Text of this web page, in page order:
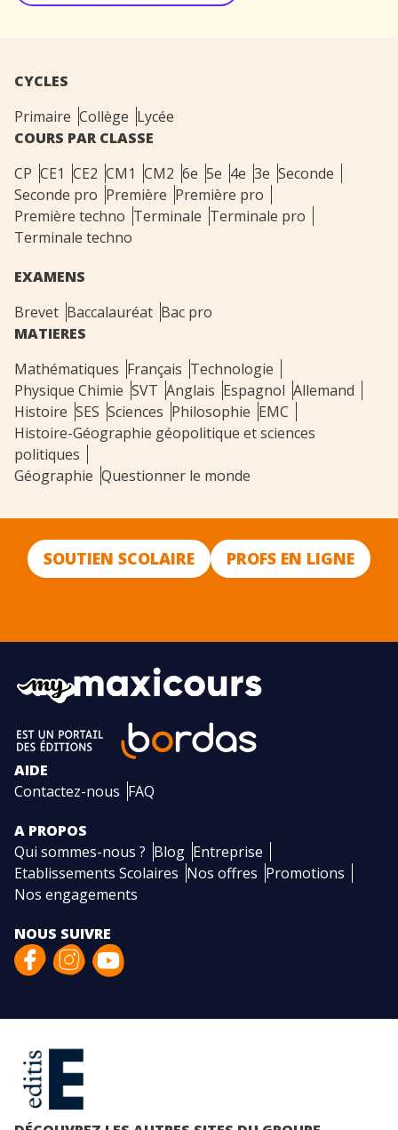
CYCLES
Primaire Collège Lycée
COURS PAR CLASSE
CP CE1 CE2 CM1 CM2 6e 5e 4e 3e Seconde
Seconde pro Première Première pro
Première techno Terminale Terminale pro
Terminale techno
EXAMENS
Brevet Baccalauréat Bac pro
MATIERES
Mathématiques Français Technologie
Physique Chimie SVT Anglais Espagnol Allemand
Histoire SES Sciences Philosophie EMC
Histoire-Géographie géopolitique et sciences
politiques
Géographie Questionner le monde
SOUTIEN SCOLAIRE PROFS EN LIGNE
AIDE
Contactez-nous FAQ
A PROPOS
Qui sommes-nous ? Blog Entreprise
Etablissements Scolaires Nos offres Promotions
Nos engagements
NOUS SUIVRE